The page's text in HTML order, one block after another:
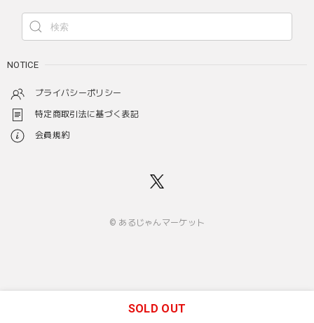
NOTICE
プライバシーポリシー
特定商取引法に基づく表記
会員規約
© あるじゃんマーケット
SOLD OUT